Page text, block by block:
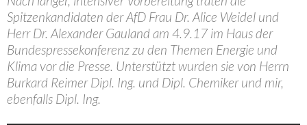
Spitzenkandidaten der AfD Frau Dr. Alice Weidel und
Herr Dr. Alexander Gauland am 4.9.17 im Haus der
Bundespressekonferenz zu den Themen Energie und
Klima vor die Presse. Unterstützt wurden sie von Herrn
Burkard Reimer Dipl. Ing. und Dipl. Chemiker und mir,
ebenfalls Dipl. Ing.